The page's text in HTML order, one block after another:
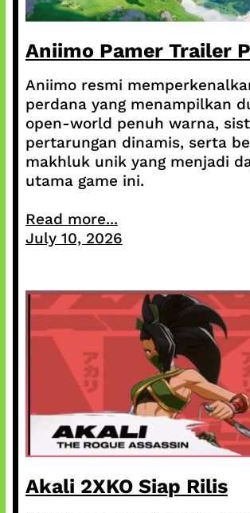
Aniimo Pamer Trailer
Aniimo resmi
perdana yang menampilkan
open-world penuh warna,
pertarungan dinamis, serta
makhluk unik yang menjadi
utama game ini.
Read more...
July 10, 2026
Akali 2XKO Siap Rilis